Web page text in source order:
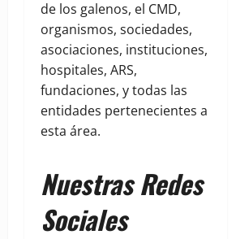
de los galenos, el CMD,
organismos, sociedades,
asociaciones, instituciones,
hospitales, ARS,
fundaciones, y todas las
entidades pertenecientes a
esta área.
Nuestras Redes
Sociales